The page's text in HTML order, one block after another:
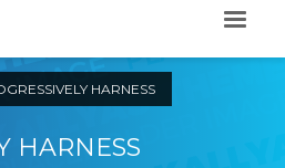
HARNESS
HARNESS